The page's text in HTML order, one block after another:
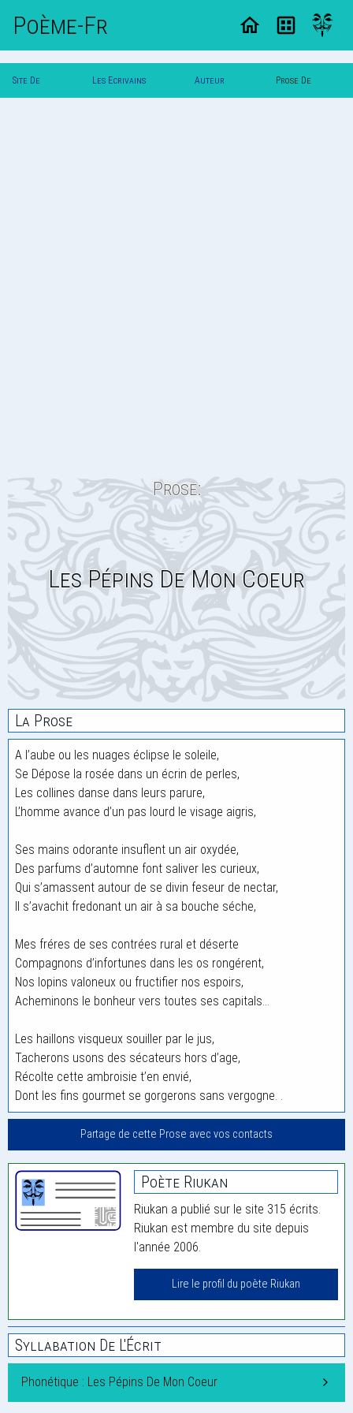
Poème-Fr
Site De Les Ecrivains Auteur Prose De
Prose:
Les Pépins De Mon Coeur
La Prose
A l’aube ou les nuages éclipse le soleile,
Se Dépose la rosée dans un écrin de perles,
Les collines danse dans leurs parure,
L’homme avance d’un pas lourd le visage aigris,
Ses mains odorante insuflent un air oxydée,
Des parfums d’automne font saliver les curieux,
Qui s’amassent autour de se divin feseur de nectar,
Il s’avachit fredonant un air à sa bouche séche,
Mes fréres de ses contrées rural et déserte
Compagnons d’infortunes dans les os rongérent,
Nos lopins valoneux ou fructifier nos espoirs,
Acheminons le bonheur vers toutes ses capitals…
Les haillons visqueux souiller par le jus,
Tacherons usons des sécateurs hors d’age,
Récolte cette ambroisie t’en envié,
Dont les fins gourmet se gorgerons sans vergogne. .
Partage de cette Prose avec vos contacts
Poète Riukan
Riukan a publié sur le site 315 écrits.
Riukan est membre du site depuis
l'année 2006.
Lire le profil du poète Riukan
Syllabation De L'Écrit
Phonétique : Les Pépins De Mon Coeur